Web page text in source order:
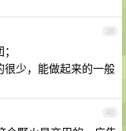
39
少，能做起来的一般
40